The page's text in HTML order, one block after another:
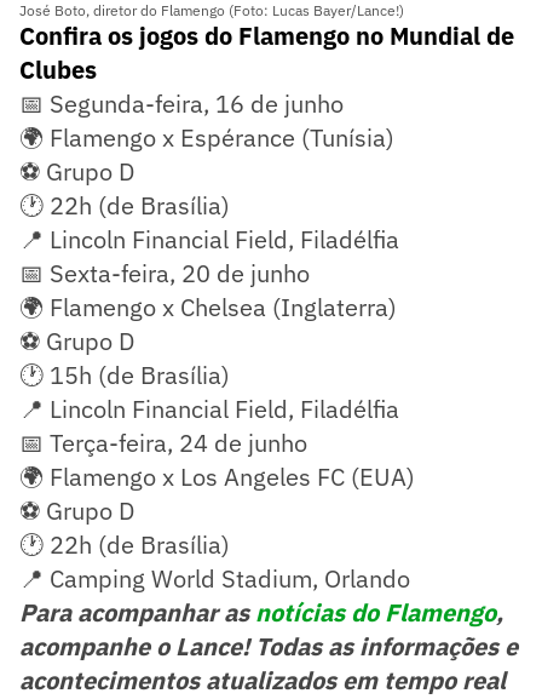
José Boto, diretor do Flamengo (Foto: Lucas Bayer/Lance!)
Confira os jogos do Flamengo no Mundial de
Clubes
📅 Segunda-feira, 16 de junho
🌍 Flamengo x Espérance (Tunísia)
⚽ Grupo D
🕐 22h (de Brasília)
📍 Lincoln Financial Field, Filadélfia
📅 Sexta-feira, 20 de junho
🌍 Flamengo x Chelsea (Inglaterra)
⚽ Grupo D
🕐 15h (de Brasília)
📍 Lincoln Financial Field, Filadélfia
📅 Terça-feira, 24 de junho
🌍 Flamengo x Los Angeles FC (EUA)
⚽ Grupo D
🕐 22h (de Brasília)
📍 Camping World Stadium, Orlando
Para acompanhar asnotícias do Flamengo,
acompanhe o Lance! Todas as informações e
acontecimentos atualizados em tempo real